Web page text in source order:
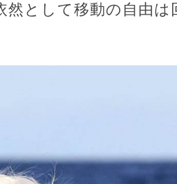
然として移動の自由は